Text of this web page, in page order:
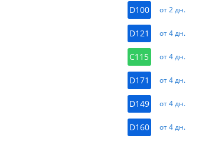
D100 от 2 дн.
D121 от 4 дн.
C115 от 4 дн.
D171 от 4 дн.
D149 от 4 дн.
D160 от 4 дн.